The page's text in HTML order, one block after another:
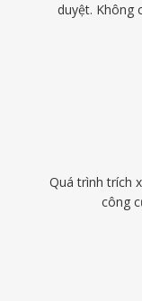
duyệt. Không
Quá trình trích
công